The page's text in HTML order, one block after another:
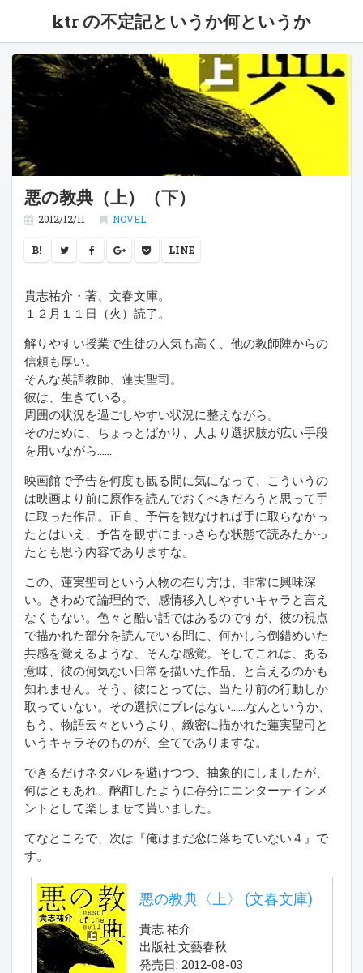
ktr の不定記というか何というか
悪の教典（上）（下）
2012/12/11 NOVEL
B! LINE
貴志祐介・著、文春文庫。
１２月１１日（火）読了。
解りやすい授業で生徒の人気も高く、他の教師陣からの
信頼も厚い。
そんな英語教師、蓮実聖司。
彼は、生きている。
周囲の状況を過ごしやすい状況に整えながら。
そのために、ちょっとばかり、人より選択肢が広い手段
を用いながら……
映画館で予告を何度も観る間に気になって、こういうの
は映画より前に原作を読んでおくべきだろうと思って手
に取った作品。正直、予告を観なければ手に取らなかっ
たとはいえ、予告を観ずにまっさらな状態で読みたかっ
たとも思う内容でありますな。
この、蓮実聖司という人物の在り方は、非常に興味深
い。きわめて論理的で、感情移入しやすいキャラと言え
なくもない。色々と酷い話ではあるのですが、彼の視点
で描かれた部分を読んでいる間に、何かしら倒錯めいた
共感を覚えるような、そんな感覚。そしてこれは、ある
意味、彼の何気ない日常を描いた作品、と言えるのかも
知れません。そう、彼にとっては、当たり前の行動しか
取っていない。その選択にブレはない……なんというか、
もう、物語云々というより、緻密に描かれた蓮実聖司と
いうキャラそのものが、全てでありますな。
できるだけネタバレを避けつつ、抽象的にしましたが、
何はともあれ、酩酊したように存分にエンターテインメ
ントとして楽しませて貰いました。
てなところで、次は『俺はまだ恋に落ちていない４』で
す。
悪の教典〈上〉 (文春文庫)
貴志 祐介
出版社:文藝春秋
発売日: 2012-08-03